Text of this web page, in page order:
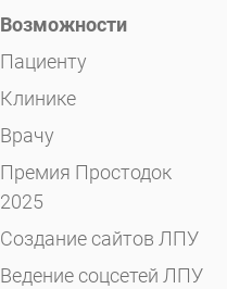
Возможности
Пациенту
Клинике
Врачу
Премия Простодок
2025
Создание сайтов ЛПУ
Ведение соцсетей ЛПУ